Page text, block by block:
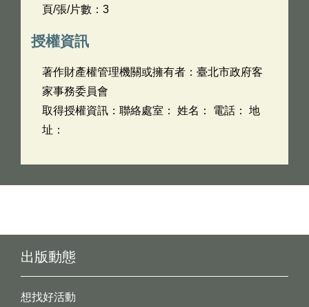
頁/張/片數：3
授權資訊
著作財產權管理機關或擁有者：臺北市政府客
家事務委員會
取得授權資訊：聯絡處室： 姓名： 電話： 地
址：
出版動態
想找好活動